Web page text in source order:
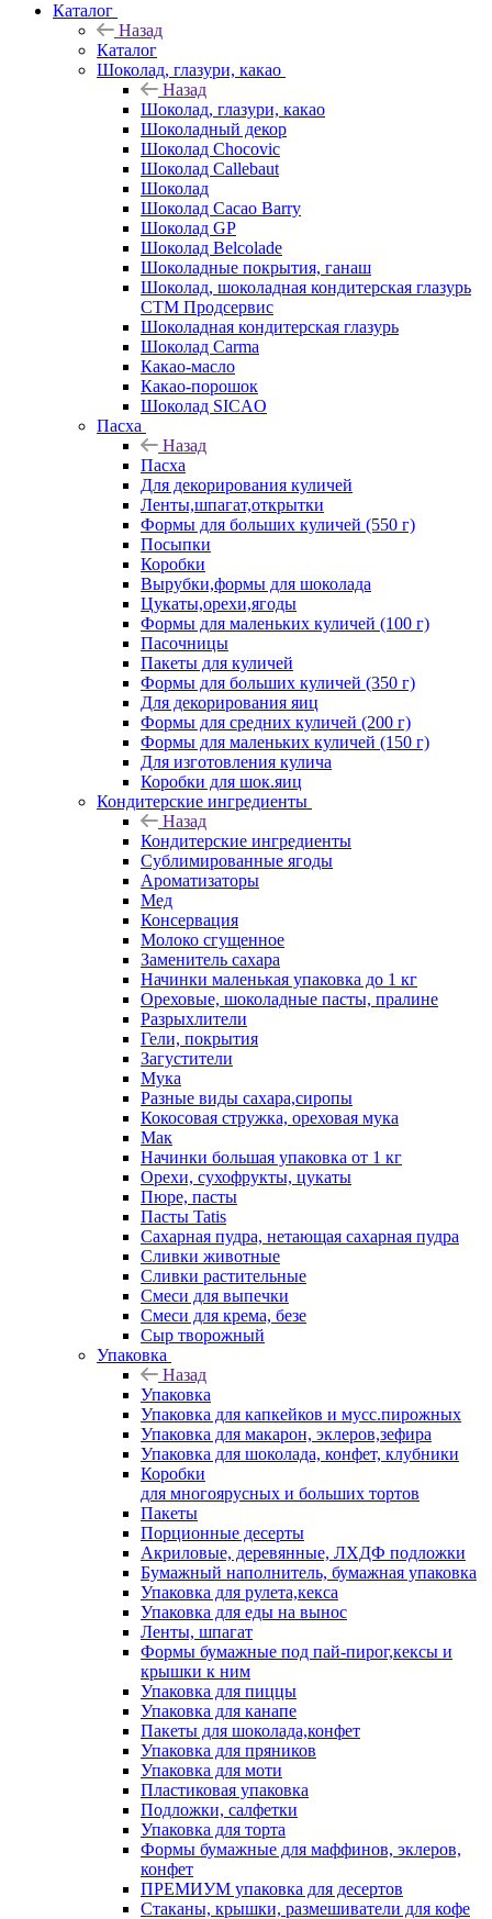
Каталог
Назад
Каталог
Шоколад, глазури, какао
Назад
Шоколад, глазури, какао
Шоколадный декор
Шоколад Chocovic
Шоколад Callebaut
Шоколад
Шоколад Cacao Barry
Шоколад GP
Шоколад Belcolade
Шоколадные покрытия, ганаш
Шоколад, шоколадная кондитерская глазурь
СТМ Продсервис
Шоколадная кондитерская глазурь
Шоколад Carma
Какао-масло
Какао-порошок
Шоколад SICAO
Пасха
Назад
Пасха
Для декорирования куличей
Ленты,шпагат,открытки
Формы для больших куличей (550 г)
Посыпки
Коробки
Вырубки,формы для шоколада
Цукаты,орехи,ягоды
Формы для маленьких куличей (100 г)
Пасочницы
Пакеты для куличей
Формы для больших куличей (350 г)
Для декорирования яиц
Формы для средних куличей (200 г)
Формы для маленьких куличей (150 г)
Для изготовления кулича
Коробки для шок.яиц
Кондитерские ингредиенты
Назад
Кондитерские ингредиенты
Сублимированные ягоды
Ароматизаторы
Мед
Консервация
Молоко сгущенное
Заменитель сахара
Начинки маленькая упаковка до 1 кг
Ореховые, шоколадные пасты, пралине
Разрыхлители
Гели, покрытия
Загустители
Мука
Разные виды сахара,сиропы
Кокосовая стружка, ореховая мука
Мак
Начинки большая упаковка от 1 кг
Орехи, сухофрукты, цукаты
Пюре, пасты
Пасты Tatis
Сахарная пудра, нетающая сахарная пудра
Сливки животные
Сливки растительные
Смеси для выпечки
Смеси для крема, безе
Сыр творожный
Упаковка
Назад
Упаковка
Упаковка для капкейков и мусс.пирожных
Упаковка для макарон, эклеров,зефира
Упаковка для шоколада, конфет, клубники
Коробки
для многоярусных и больших тортов
Пакеты
Порционные десерты
Акриловые, деревянные, ЛХДФ подложки
Бумажный наполнитель, бумажная упаковка
Упаковка для рулета,кекса
Упаковка для еды на вынос
Ленты, шпагат
Формы бумажные под пай-пирог,кексы и
крышки к ним
Упаковка для пиццы
Упаковка для канапе
Пакеты для шоколада,конфет
Упаковка для пряников
Упаковка для моти
Пластиковая упаковка
Подложки, салфетки
Упаковка для торта
Формы бумажные для маффинов, эклеров,
конфет
ПРЕМИУМ упаковка для десертов
Стаканы, крышки, размешиватели для кофе